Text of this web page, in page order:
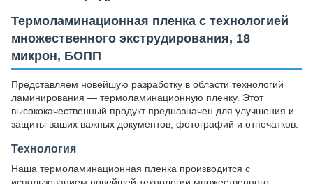
Термоламинационная пленка с технологией
множественного экструдирования, 18
микрон, БОПП
Представляем новейшую разработку в области технологий
ламинирования — термоламинационную пленку. Этот
высококачественный продукт предназначен для улучшения и
защиты ваших важных документов, фотографий и отпечатков.
Технология
Наша термоламинационная пленка производится с